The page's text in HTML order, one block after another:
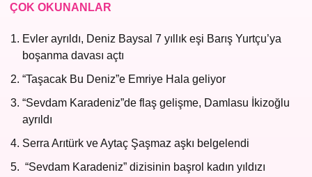
ÇOK OKUNANLAR
Evler ayrıldı, Deniz Baysal 7 yıllık eşi Barış Yurtçu’ya
boşanma davası açtı
“Taşacak Bu Deniz”e Emriye Hala geliyor
“Sevdam Karadeniz”de flaş gelişme, Damlasu İkizoğlu
ayrıldı
Serra Arıtürk ve Aytaç Şaşmaz aşkı belgelendi
“Sevdam Karadeniz” dizisinin başrol kadın yıldızı